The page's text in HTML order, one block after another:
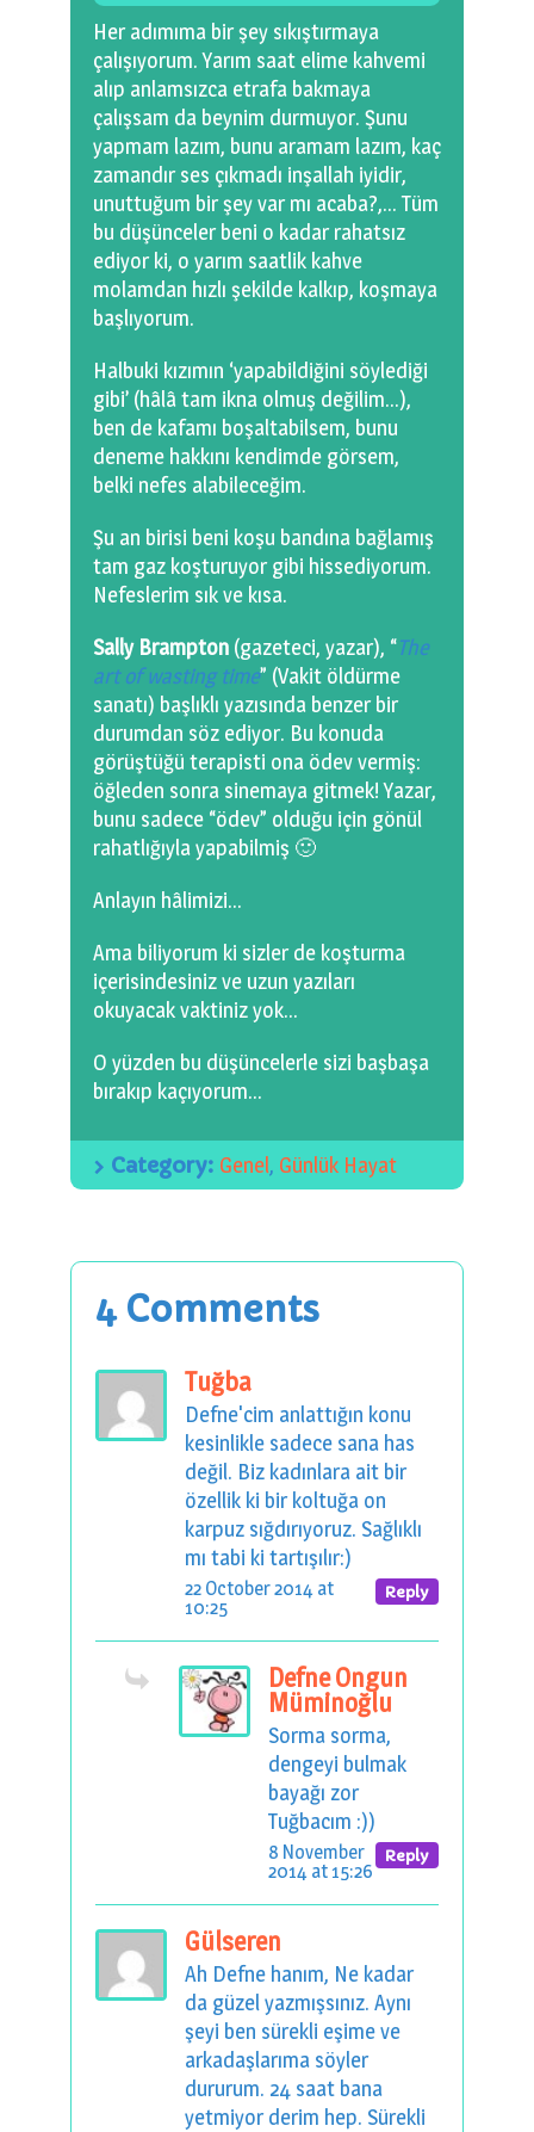
Her adımıma bir şey sıkıştırmaya
çalışıyorum. Yarım saat elime kahvemi
alıp anlamsızca etrafa bakmaya
çalışsam da beynim durmuyor. Şunu
yapmam lazım, bunu aramam lazım, kaç
zamandır ses çıkmadı inşallah iyidir,
unuttuğum bir şey var mı acaba?,… Tüm
bu düşünceler beni o kadar rahatsız
ediyor ki, o yarım saatlik kahve
molamdan hızlı şekilde kalkıp, koşmaya
başlıyorum.
Halbuki kızımın ‘yapabildiğini söylediği
gibi’ (hâlâ tam ikna olmuş değilim…),
ben de kafamı boşaltabilsem, bunu
deneme hakkını kendimde görsem,
belki nefes alabileceğim.
Şu an birisi beni koşu bandına bağlamış
tam gaz koşturuyor gibi hissediyorum.
Nefeslerim sık ve kısa.
Sally Brampton (gazeteci, yazar), “The
art of wasting time” (Vakit öldürme
sanatı) başlıklı yazısında benzer bir
durumdan söz ediyor. Bu konuda
görüştüğü terapisti ona ödev vermiş:
öğleden sonra sinemaya gitmek! Yazar,
bunu sadece “ödev” olduğu için gönül
rahatlığıyla yapabilmiş 🙂
Anlayın hâlimizi…
Ama biliyorum ki sizler de koşturma
içerisindesiniz ve uzun yazıları
okuyacak vaktiniz yok…
O yüzden bu düşüncelerle sizi başbaşa
bırakıp kaçıyorum…
Category: Genel, Günlük Hayat
4 Comments
Tuğba
Defne'cim anlattığın konu
kesinlikle sadece sana has
değil. Biz kadınlara ait bir
özellik ki bir koltuğa on
karpuz sığdırıyoruz. Sağlıklı
mı tabi ki tartışılır:)
Reply
22 October 2014 at
10:25
Defne Ongun
Müminoğlu
Sorma sorma,
dengeyi bulmak
bayağı zor
Tuğbacım :))
Reply
8 November
2014 at 15:26
Gülseren
Ah Defne hanım, Ne kadar
da güzel yazmışsınız. Aynı
şeyi ben sürekli eşime ve
arkadaşlarıma söyler
dururum. 24 saat bana
yetmiyor derim hep. Sürekli